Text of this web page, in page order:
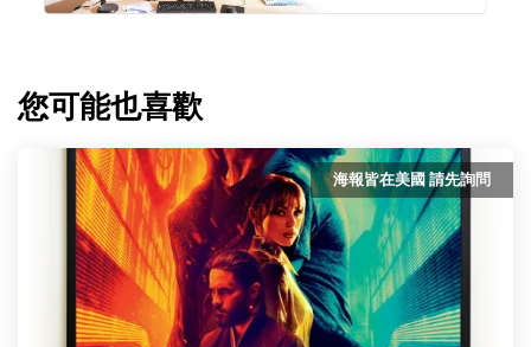
您可能也喜歡
海報皆在美國 請先詢問